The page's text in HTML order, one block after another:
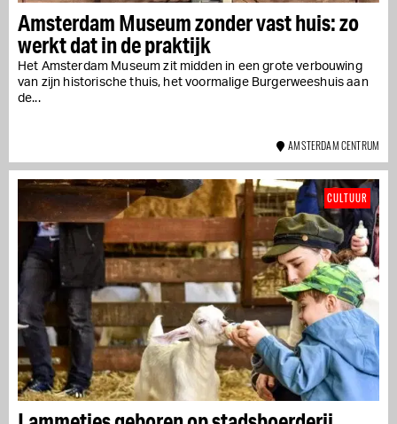
Amsterdam Museum zonder vast huis: zo
werkt dat in de praktijk
Het Amsterdam Museum zit midden in een grote verbouwing
van zijn historische thuis, het voormalige Burgerweeshuis aan
de...
AMSTERDAM CENTRUM
CULTUUR